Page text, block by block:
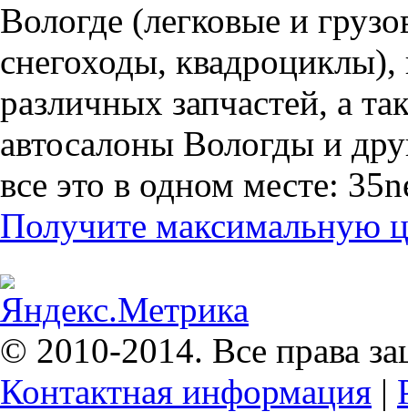
Вологде (легковые и
снегоходы,
различных запчастей, а
автосалоны Вологды и
все это в одном месте:
Получите максимальную
© 2010-2014. Все права
Контактная информация |